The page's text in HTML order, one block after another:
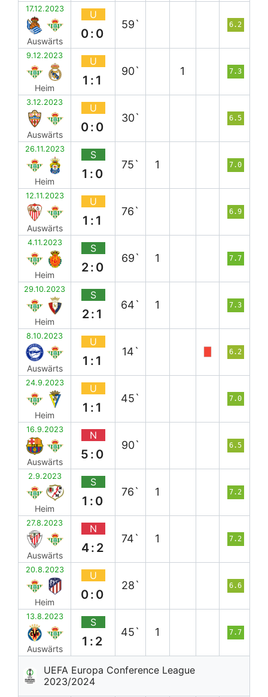
17.12.2023
Auswärts
U
0:0
59` 6.2
9.12.2023
Heim
U
1:1
90` 1 7.3
3.12.2023
Auswärts
U
0:0
30` 6.5
26.11.2023
Heim
S
1:0
75` 1 7.0
12.11.2023
Auswärts
U
1:1
76` 6.9
4.11.2023
Heim
S
2:0
69` 1 7.7
29.10.2023
Heim
S
2:1
64` 1 7.3
8.10.2023
Auswärts
U
1:1
14` 6.2
24.9.2023
Heim
U
1:1
45` 7.0
16.9.2023
Auswärts
N
5:0
90` 6.5
2.9.2023
Heim
S
1:0
76` 1 7.2
27.8.2023
Auswärts
N
4:2
74` 1 7.2
20.8.2023
Heim
U
0:0
28` 6.6
13.8.2023
Auswärts
S
1:2
45` 1 7.7
UEFA Europa Conference League
2023/2024